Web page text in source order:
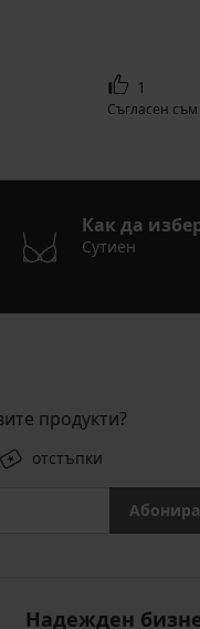
1
Съгласен съм
Как да
Сутиен
продукти?
отстъпки
Надежден